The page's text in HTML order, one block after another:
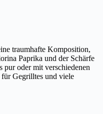
traumhafte Komposition,
Paprika und der Schärfe
pur oder mit verschiedenen
für Gegrilltes und viele